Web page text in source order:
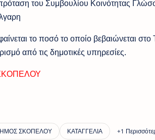
του Συμβουλίου Κοινότητας
το ποσό το οποίο βεβαιώνεται
από τις δημοτικές υπηρεσίες.